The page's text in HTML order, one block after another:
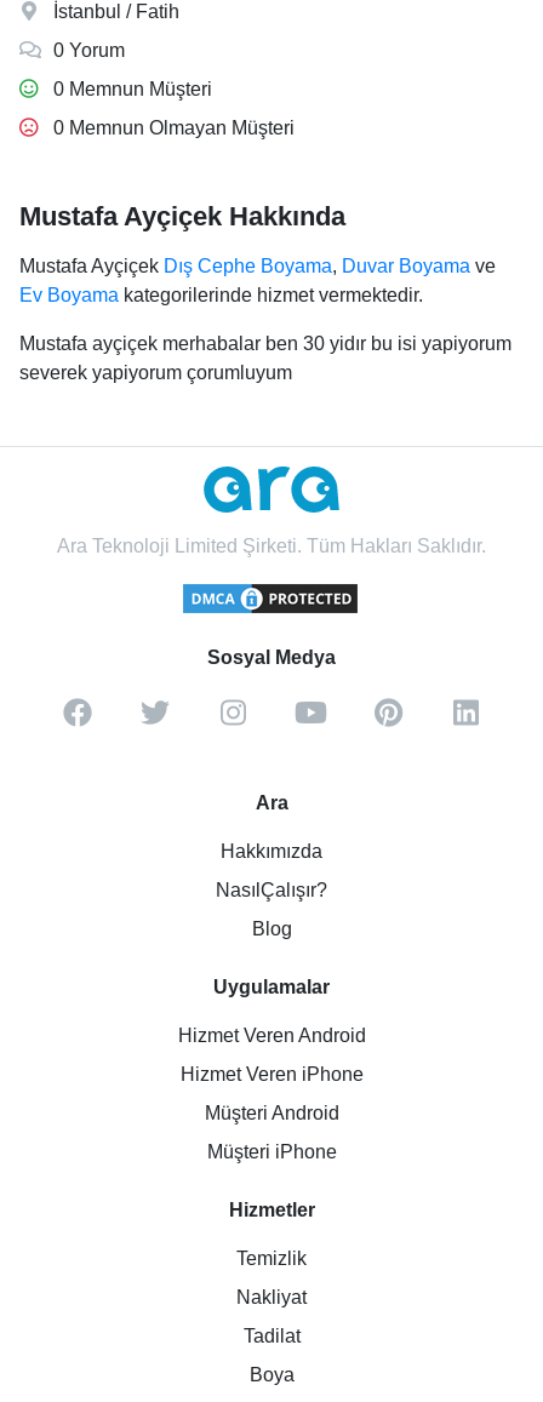
İstanbul / Fatih
0 Yorum
0 Memnun Müşteri
0 Memnun Olmayan Müşteri
Mustafa Ayçiçek Hakkında
Mustafa Ayçiçek Dış Cephe Boyama, Duvar Boyama ve
Ev Boyama kategorilerinde hizmet vermektedir.
Mustafa ayçiçek merhabalar ben 30 yidır bu isi yapiyorum
severek yapiyorum çorumluyum
Ara Teknoloji Limited Şirketi. Tüm Hakları Saklıdır.
Sosyal Medya
Ara
Hakkımızda
NasılÇalışır?
Blog
Uygulamalar
Hizmet Veren Android
Hizmet Veren iPhone
Müşteri Android
Müşteri iPhone
Hizmetler
Temizlik
Nakliyat
Tadilat
Boya